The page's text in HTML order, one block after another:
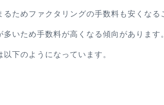
ためファクタリングの手数料も安くなる
いため手数料が高くなる傾向があります
下のようになっています。